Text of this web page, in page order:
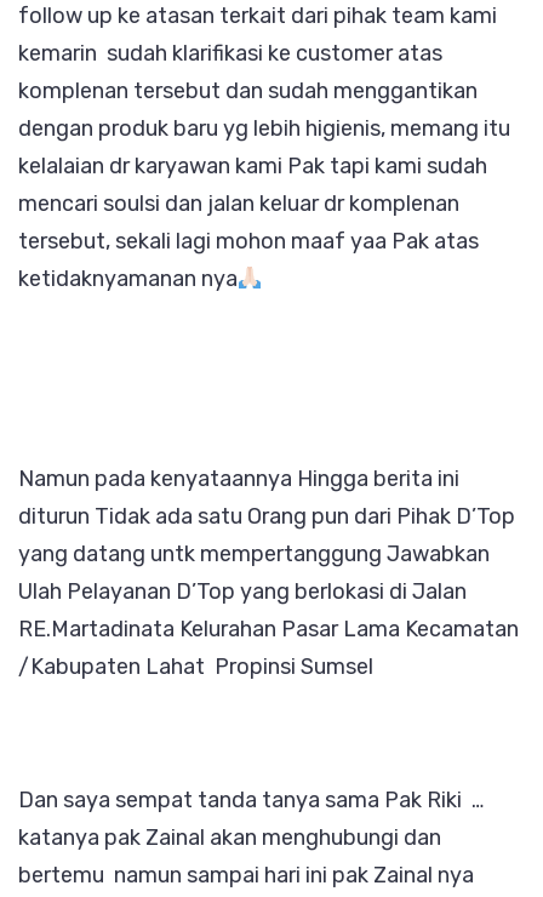
follow up ke atasan terkait dari pihak team kami
kemarin sudah klarifikasi ke customer atas
komplenan tersebut dan sudah menggantikan
dengan produk baru yg lebih higienis, memang itu
kelalaian dr karyawan kami Pak tapi kami sudah
mencari soulsi dan jalan keluar dr komplenan
tersebut, sekali lagi mohon maaf yaa Pak atas
ketidaknyamanan nya
Namun pada kenyataannya Hingga berita ini
diturun Tidak ada satu Orang pun dari Pihak D’Top
yang datang untk mempertanggung Jawabkan
Ulah Pelayanan D’Top yang berlokasi di Jalan
RE.Martadinata Kelurahan Pasar Lama Kecamatan
/Kabupaten Lahat Propinsi Sumsel
Dan saya sempat tanda tanya sama Pak Riki …
katanya pak Zainal akan menghubungi dan
bertemu namun sampai hari ini pak Zainal nya